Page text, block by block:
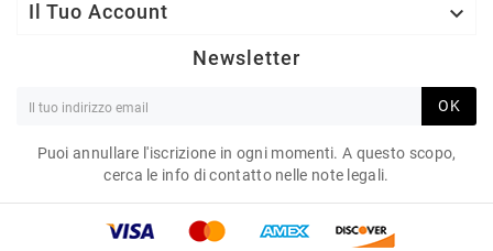
Il Tuo Account 
Newsletter
OK
Puoi annullare l'iscrizione in ogni momenti. A questo scopo,
cerca le info di contatto nelle note legali.